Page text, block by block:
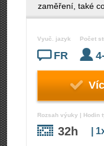
zaměření, také
Vyuč. jazyk
FR
Počet
Rozsah výuky | Hodin
32h |